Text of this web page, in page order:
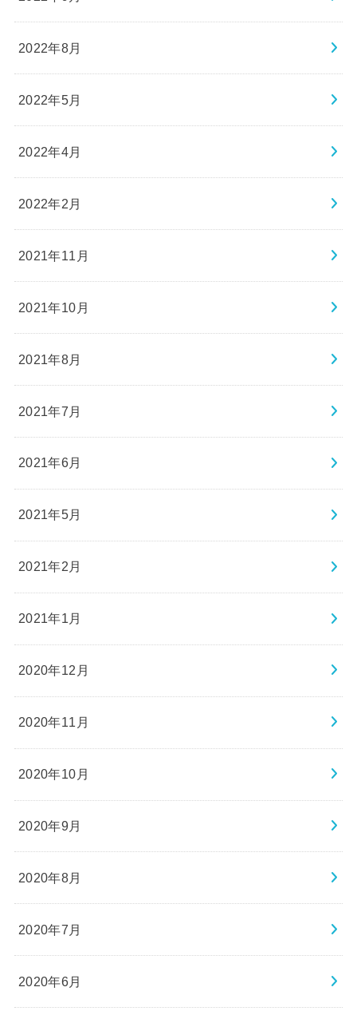
2022年8月
2022年5月
2022年4月
2022年2月
2021年11月
2021年10月
2021年8月
2021年7月
2021年6月
2021年5月
2021年2月
2021年1月
2020年12月
2020年11月
2020年10月
2020年9月
2020年8月
2020年7月
2020年6月